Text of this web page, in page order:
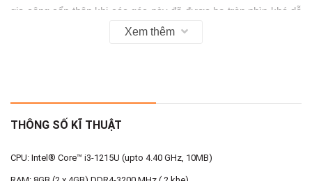
gia công cẩn thận khi các góc này đã được bo tròn nhìn khá dễ
Cấu hình thế hệ mới đáp ứng tốt nhu cầu học tập và làm
Xem thêm
THÔNG SỐ KĨ THUẬT
CPU: Intel® Core™ i3-1215U (upto 4.40 GHz, 10MB)